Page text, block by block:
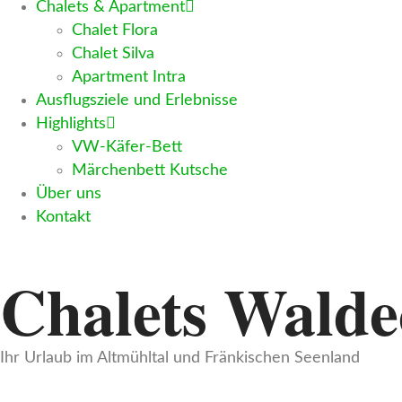
Chalets & Apartment
Chalet Flora
Chalet Silva
Apartment Intra
Ausflugsziele und Erlebnisse
Highlights
VW-Käfer-Bett
Märchenbett Kutsche
Über uns
Kontakt
Chalets
Ihr Urlaub im Altmühltal und Fränkischen Seenland